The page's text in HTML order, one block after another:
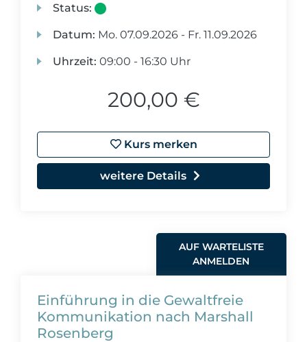
Status:
Datum: Mo. 07.09.2026 - Fr. 11.09.2026
Uhrzeit: 09:00 - 16:30 Uhr
200,00 €
Kurs merken
weitere Details
AUF WARTELISTE
ANMELDEN
Einführung in die Gewaltfreie
Kommunikation nach Marshall
Rosenberg